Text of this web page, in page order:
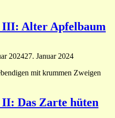
III: Alter Apfelbaum
202427. Januar 2024
mit krummen Zweigen
Das Zarte hüten